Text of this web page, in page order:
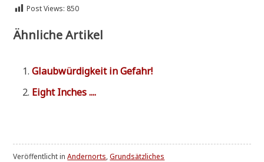
Post Views: 850
Ähnliche Artikel
Glaub­wür­dig­keit in Gefahr!
Eight Inches ....
Veröffentlicht inAndernorts,Grundsätzliches